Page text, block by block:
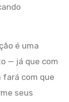
é uma
— já que com
fará com que
seus